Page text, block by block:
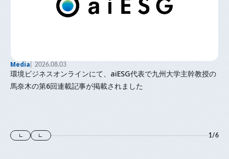
Media 2026.08.03
環境ビジネスオンラインにて、aiESG代表で九州大学主幹教授の
馬奈木の第6回連載記事が掲載されました
1/6